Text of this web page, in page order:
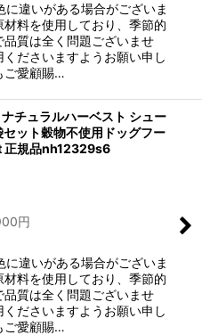
違いがある場合がございま
料を使用しており、季節的
品質は全く問題ございませ
ださいますようお願い申し
ご愛顧賜…
チュラルハーベスト シュー
ット穀物不使用ドッグフー
正規品nh12329s6
円
違いがある場合がございま
料を使用しており、季節的
品質は全く問題ございませ
ださいますようお願い申し
ご愛顧賜…